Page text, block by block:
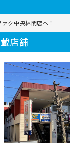
ク中央林間店へ！
店舗